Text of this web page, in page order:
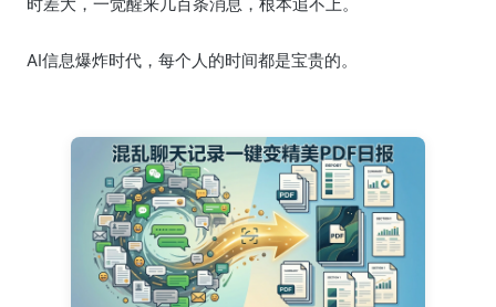
AI信息爆炸时代，每个人的时间都是宝贵的。